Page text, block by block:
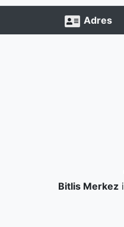
Adres
Bitlis Merkez